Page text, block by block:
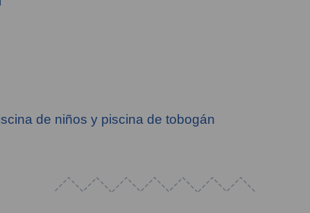
de niños y piscina de tobogán